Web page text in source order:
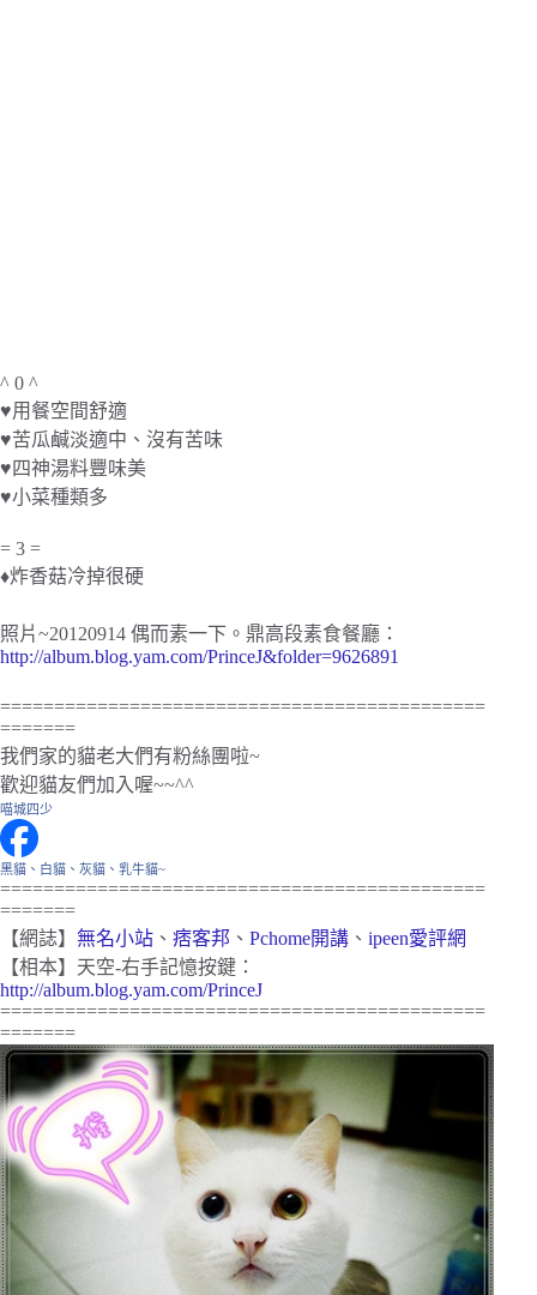
^ 0 ^
♥用餐空間舒適
♥苦瓜鹹淡適中、沒有苦味
♥四神湯料豐味美
♥小菜種類多
= 3 =
♦炸香菇冷掉很硬
照片~20120914 偶而素一下。鼎高段素食餐廳：
http://album.blog.yam.com/PrinceJ&folder=9626891
=============================================
=======
我們家的貓老大們有粉絲團啦~
歡迎貓友們加入喔~~^^
喵城四少
黑貓、白貓、灰貓、乳牛貓~
=============================================
=======
【網誌】 無名小站 、 痞客邦 、 Pchome開講 、 ipeen愛評網
【相本】天空-右手記憶按鍵：
http://album.blog.yam.com/PrinceJ
=============================================
=======